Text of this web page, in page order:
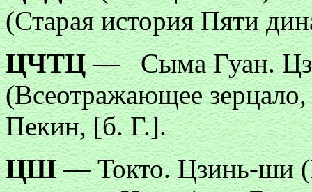
(Старая история Пяти
ЦЧТЦ— Сыма Гуан.
(Всеотражающее
Пекин, [б. Г.].
ЦШ— Токто. Цзинь-ши